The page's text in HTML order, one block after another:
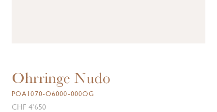
Ohrringe Nudo
POA1070-O6000-000OG
CHF 4’650